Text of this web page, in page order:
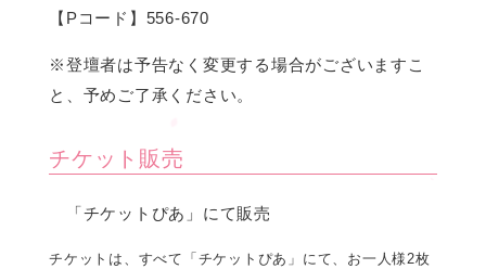
【Pコード】556-670
※登壇者は予告なく変更する場合がございますこ
と、予めご了承ください。
チケット販売
「チケットぴあ」にて販売
チケットは、すべて「チケットぴあ」にて、お一人様2枚